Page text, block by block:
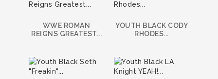
WWE ROMAN
REIGNS GREATEST...
YOUTH BLACK CODY
RHODES...